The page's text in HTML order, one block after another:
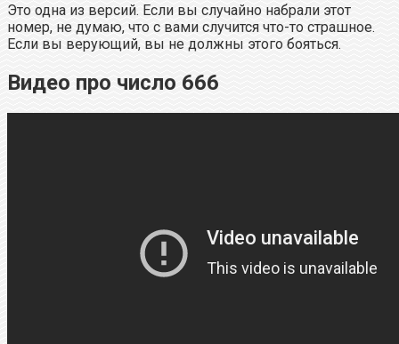
Это одна из версий. Если вы случайно набрали этот
номер, не думаю, что с вами случится что-то страшное.
Если вы верующий, вы не должны этого бояться.
Видео про число 666